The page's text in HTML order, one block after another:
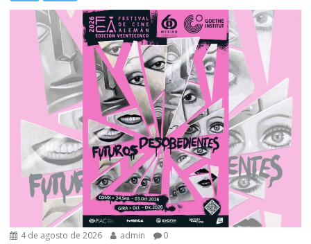
4 de agosto de 2026 admin 0